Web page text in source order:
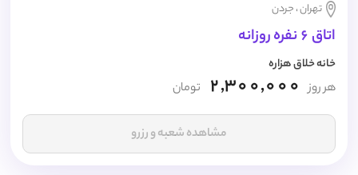
تهران ، جردن
اتاق 6 نفره روزانه
خانه خلاق هزاره
هر روز 2,300,000 تومان
مشاهده شعبه و رزرو